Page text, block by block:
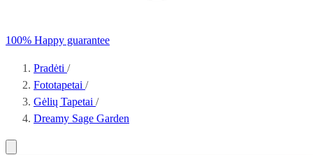
100% Happy guarantee
Pradėti /
Fototapetai /
Gėlių Tapetai /
Dreamy Sage Garden